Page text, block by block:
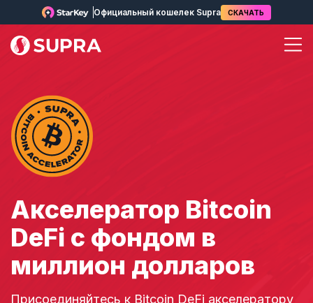
Официальный кошелек Supra СКАЧАТЬ
Акселератор Bitcoin
DeFi с фондом в
миллион долларов
Присоединяйтесь к Bitcoin DeFi акселератору